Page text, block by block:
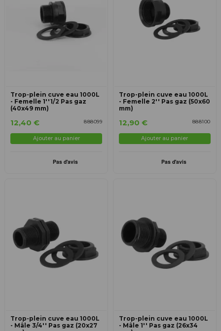
Trop-plein cuve eau 1000L
- Femelle 1''1/2 Pas gaz
(40x49 mm)
888099
12,40 €
Ajouter au panier
Trop-plein cuve eau 1000L
- Femelle 2'' Pas gaz (50x60
mm)
888100
12,90 €
Ajouter au panier
Trop-plein cuve eau 1000L
- Mâle 3/4'' Pas gaz (20x27
Trop-plein cuve eau 1000L
- Mâle 1'' Pas gaz (26x34